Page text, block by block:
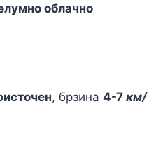
облачно
, брзина 4-7 км/